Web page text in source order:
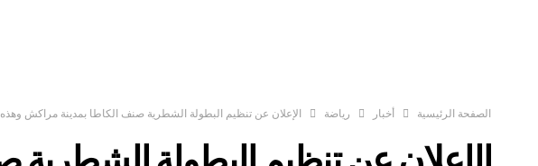
الصفحة الرئيسية أخبار رياضة الإعلان عن تنظيم البطولة الشطرية صنف الكاطا بمدينة مراكش